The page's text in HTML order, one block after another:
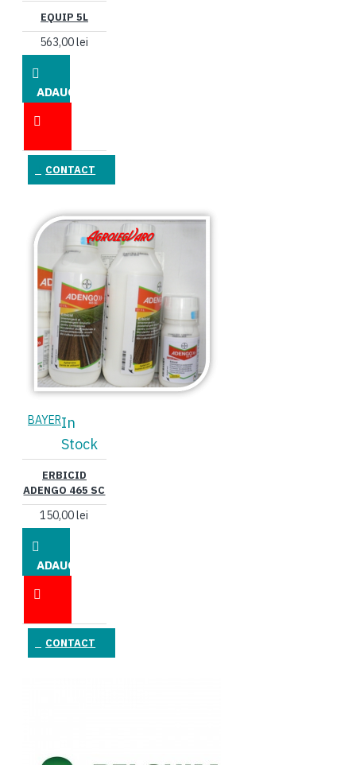
EQUIP 5L
563,00 lei
ADAUGĂ
CONTACT
BAYERIn
Stock
ERBICID
ADENGO 465 SC
150,00 lei
ADAUGĂ
CONTACT